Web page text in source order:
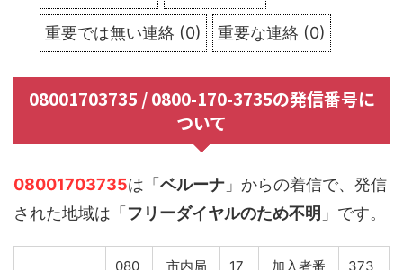
重要では無い連絡 (0) 重要な連絡 (0)
08001703735 / 0800-170-3735の発信番号に
ついて
08001703735は「 ベルーナ 」からの着信で、発信
された地域は「 フリーダイヤルのため不明 」です。
080 市内局 17 加入者番 373